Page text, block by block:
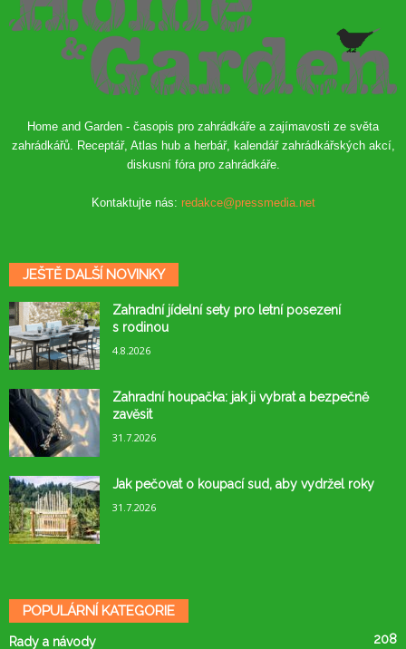
Home and Garden - časopis pro zahrádkáře a zajímavosti ze světa
zahrádkářů. Receptář, Atlas hub a herbář, kalendář zahrádkářských akcí,
diskusní fóra pro zahrádkáře.
Kontaktujte nás: redakce@pressmedia.net
JEŠTĚ DALŠÍ NOVINKY
Zahradní jídelní sety pro letní posezení
s rodinou
4.8.2026
Zahradní houpačka: jak ji vybrat a bezpečně
zavěsit
31.7.2026
Jak pečovat o koupací sud, aby vydržel roky
31.7.2026
POPULÁRNÍ KATEGORIE
Rady a návody 208